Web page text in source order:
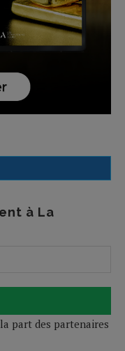
à La
part des partenaires